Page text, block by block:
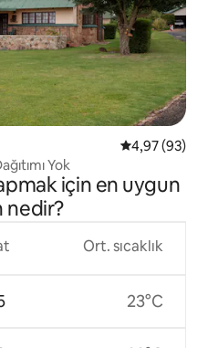
5 üzerinden
4,97 (93)
Yok
için en uygun
nedir?
Ort. sıcaklık
23°C